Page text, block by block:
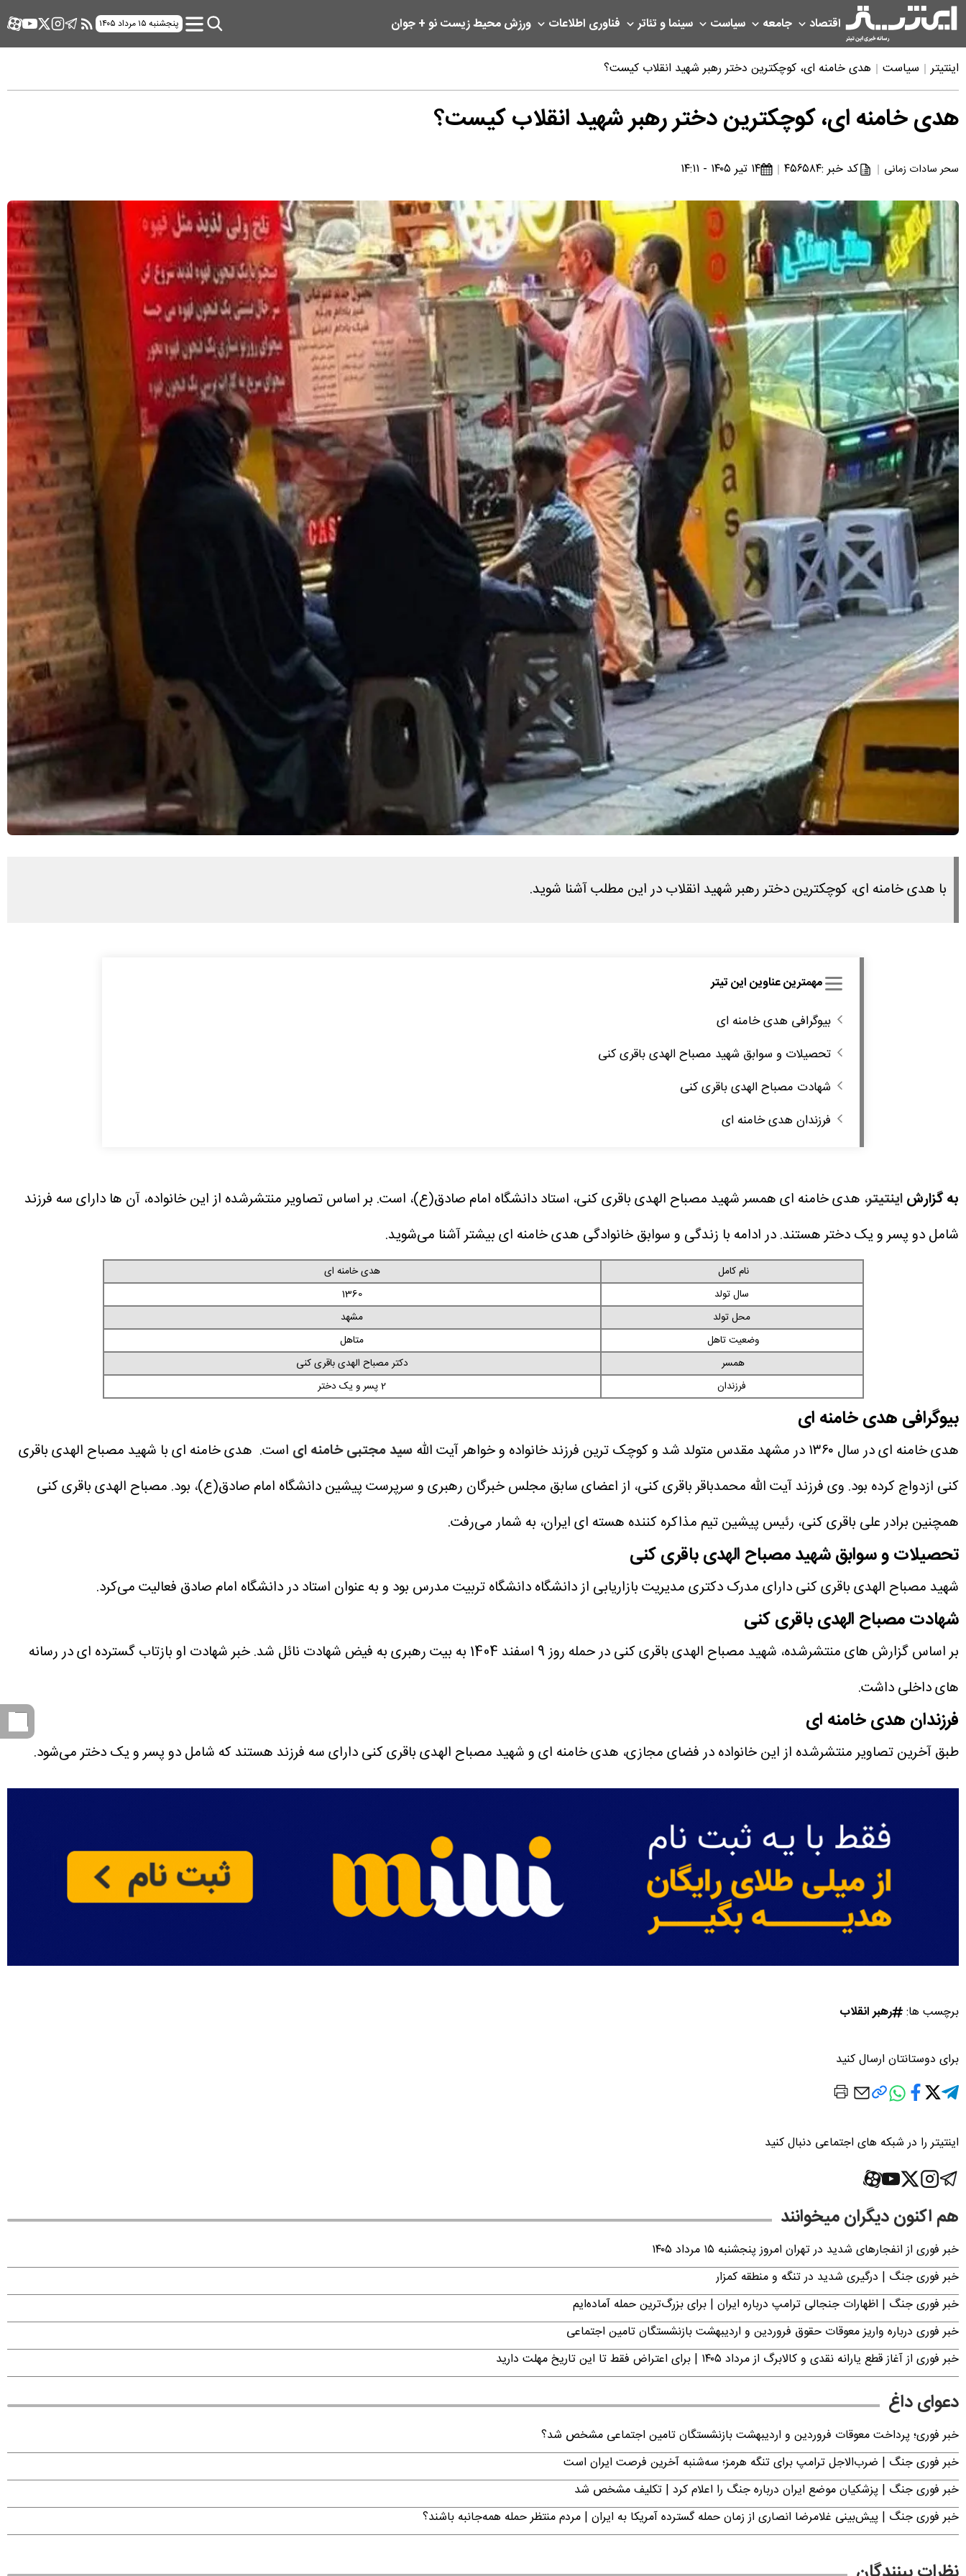
اقتصاد جامعه سیاست سینما و تئاتر فناوری اطلاعات ورزشمحیط زیستنو + جوان پنجشنبه ۱۵ مرداد ۱۴۰۵
اینتیتر سیاست هدی خامنه ای، کوچکترین دختر رهبر شهید انقلاب کیست؟
هدی خامنه ای، کوچکترین دختر رهبر شهید انقلاب کیست؟
سحر سادات زمانی کد خبر :۴۵۶۵۸۴ ۱۴ تیر ۱۴۰۵ - ۱۴:۱۱
با هدی خامنه ای، کوچکترین دختر رهبر شهید انقلاب در این مطلب آشنا شوید.
مهمترین عناوین این تیتر
بیوگرافی هدی خامنه ای
تحصیلات و سوابق شهید مصباح الهدی باقری کنی
شهادت مصباح الهدی باقری کنی
فرزندان هدی خامنه ای
به گزارشاینتیتر، هدی خامنه ای همسر شهید مصباح الهدی باقری کنی، استاد دانشگاه امام صادق(ع)، است. بر اساس تصاویر منتشرشده از این خانواده، آن ها دارای سه فرزند
شامل دو پسر و یک دختر هستند. در ادامه با زندگی و سوابق خانوادگی هدی خامنه ای بیشتر آشنا می‌شوید.
نام کامل
هدی خامنه ای
سال تولد
1360
محل تولد
مشهد
وضعیت تاهل
متاهل
همسر
دکتر مصباح الهدی باقری کنی
فرزندان
2 پسر و یک دختر
بیوگرافی هدی خامنه ای
هدی خامنه ای در سال ۱۳۶۰ در مشهد مقدس متولد شد و کوچک ترین فرزند خانواده و خواهر آیت الله سید مجتبی خامنه ای است. هدی خامنه ای با شهید مصباح الهدی باقری
کنی ازدواج کرده بود. وی فرزند آیت الله محمدباقر باقری کنی، از اعضای سابق مجلس خبرگان رهبری و سرپرست پیشین دانشگاه امام صادق(ع)، بود. مصباح الهدی باقری کنی
همچنین برادر علی باقری کنی، رئیس پیشین تیم مذاکره کننده هسته ای ایران، به شمار می‌رفت.
تحصیلات و سوابق شهید مصباح الهدی باقری کنی
شهید مصباح الهدی باقری کنی دارای مدرک دکتری مدیریت بازاریابی از دانشگاه دانشگاه تربیت مدرس بود و به عنوان استاد در دانشگاه امام صادق فعالیت می‌کرد.
شهادت مصباح الهدی باقری کنی
بر اساس گزارش های منتشرشده، شهید مصباح الهدی باقری کنی در حمله روز 9 اسفند 1404 به بیت رهبری به فیض شهادت نائل شد. خبر شهادت او بازتاب گسترده ای در رسانه
های داخلی داشت.
فرزندان هدی خامنه ای
طبق آخرین تصاویر منتشرشده از این خانواده در فضای مجازی، هدی خامنه ای و شهید مصباح الهدی باقری کنی دارای سه فرزند هستند که شامل دو پسر و یک دختر می‌شود.
برچسب ها: رهبر انقلاب
برای دوستانتان ارسال کنید
اینتیتر را در شبکه های اجتماعی دنبال کنید
هم اکنون دیگران میخوانند
خبر فوری از انفجارهای شدید در تهران امروز پنجشنبه ۱۵ مرداد ۱۴۰۵
خبر فوری جنگ | درگیری شدید در تنگه و منطقه کمزار
خبر فوری جنگ | اظهارات جنجالی ترامپ درباره ایران | برای بزرگ‌ترین حمله آماده‌ایم
خبر فوری درباره واریز معوقات حقوق فروردین و اردیبهشت بازنشستگان تامین اجتماعی
خبر فوری از آغاز قطع یارانه نقدی و کالابرگ از مرداد ۱۴۰۵ | برای اعتراض فقط تا این تاریخ مهلت دارید
دعوای داغ
خبر فوری؛ پرداخت معوقات فروردین و اردیبهشت بازنشستگان تامین اجتماعی مشخص شد؟
خبر فوری جنگ | ضرب‌الاجل ترامپ برای تنگه هرمز؛ سه‌شنبه آخرین فرصت ایران است
خبر فوری جنگ | پزشکیان موضع ایران درباره جنگ را اعلام کرد | تکلیف مشخص شد
خبر فوری جنگ | پیش‌بینی غلامرضا انصاری از زمان حمله گسترده آمریکا به ایران | مردم منتظر حمله همه‌جانبه باشند؟